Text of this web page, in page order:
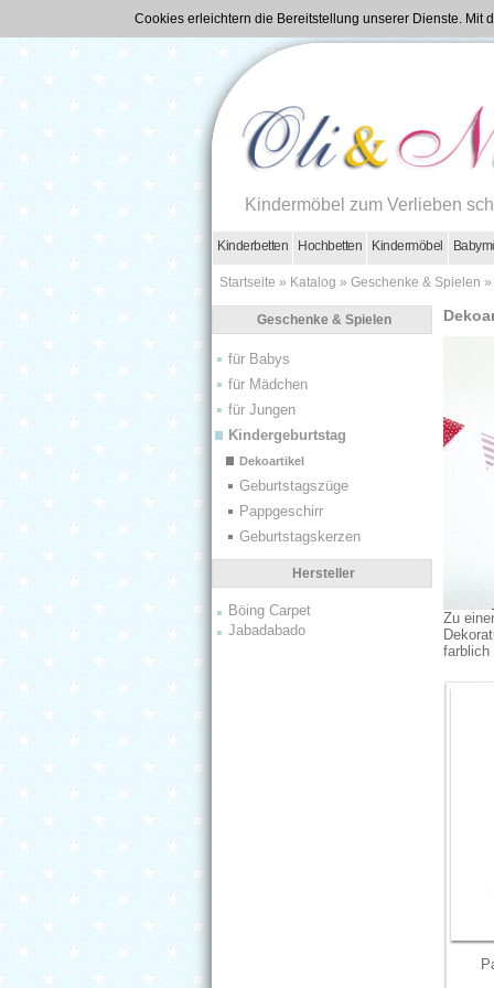
Cookies erleichtern die Bereitstellung unserer Dienste.
Kindermöbel zum Verlieben
Kinderbetten Hochbetten Kindermöbel
Startseite » Katalog » Geschenke & Spielen »
Geschenke & Spielen
für Babys
für Mädchen
für Jungen
Kindergeburtstag
Dekoartikel
Geburtstagszüge
Pappgeschirr
Geburtstagskerzen
Hersteller
Böing Carpet
Jabadabado
Zu
farblich